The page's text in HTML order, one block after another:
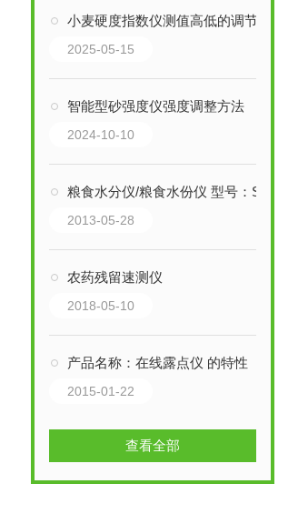
小麦硬度指数仪测值高低的调节之道
2025-05-15
智能型砂强度仪强度调整方法
2024-10-10
粮食水分仪/粮食水份仪 型号：SP-MD7822
2013-05-28
农药残留速测仪
2018-05-10
产品名称：在线露点仪 的特性
2015-01-22
查看全部